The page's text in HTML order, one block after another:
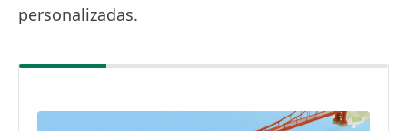
personalizadas.